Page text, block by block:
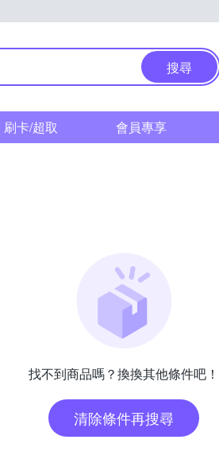
搜尋
刷卡/超取 會員專享
找不到商品嗎？換換其他條件吧！
清除條件再搜尋